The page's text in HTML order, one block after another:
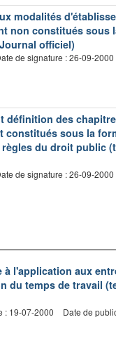
modalités
non constitués sous
officiel)
de signature : 26-09-2000
définition des
sous la
du droit public
de signature : 26-09-2000
à l'application aux
du temps de travail
: 19-07-2000 Date de